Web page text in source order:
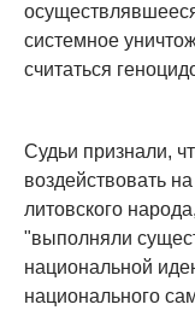
системное
считаться
Судьи признали,
воздействовать
литовского
"выполняли
национальной
национального